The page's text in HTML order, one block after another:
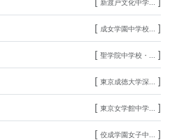
新渡戸文化中学...
[ 成女学園中学校... ]
[ 聖学院中学校・... ]
[ 東京成徳大学深... ]
[ 東京女学館中学... ]
[ 佼成学園女子中... ]